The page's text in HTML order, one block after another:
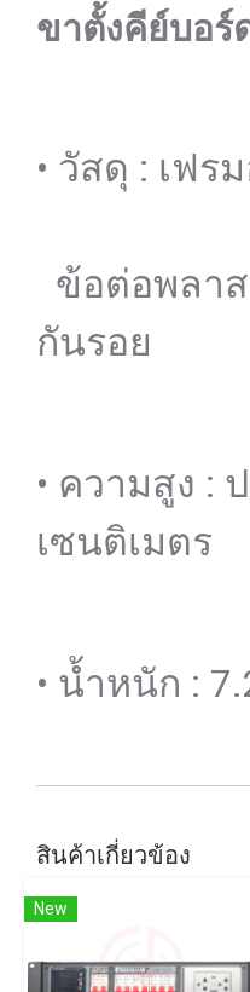
ขาตั้งคีย์บอร์
• วัสดุ : เฟร
ข้อต่อพลาส
กันรอย
• ความสูง :
เซนติเมตร
• น้ำหนัก :
สินค้าเกี่ยวข้อง
New